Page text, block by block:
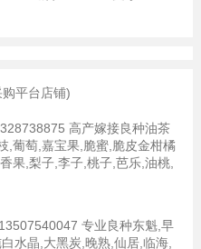
平台店铺)
高产嫁接良种油茶
,葡萄,嘉宝果,脆蜜,脆皮金柑橘
果,梨子,李子,桃子,芭乐,油桃,
13507540047 专业良种东魁,早
水晶,大黑炭,晚熟,仙居,临海,